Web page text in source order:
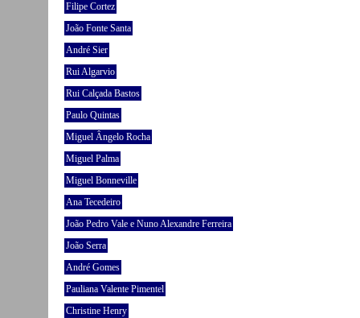
Filipe Cortez
João Fonte Santa
André Sier
Rui Algarvio
Rui Calçada Bastos
Paulo Quintas
Miguel Ângelo Rocha
Miguel Palma
Miguel Bonneville
Ana Tecedeiro
João Pedro Vale e Nuno Alexandre Ferreira
João Serra
André Gomes
Pauliana Valente Pimentel
Christine Henry